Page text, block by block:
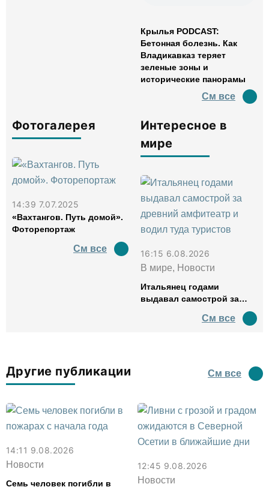
Крылья PODCAST:
Бетонная болезнь. Как
Владикавказ теряет
зеленые зоны и
исторические панорамы
См все
Фотогалерея
14:39 7.07.2025
«Вахтангов. Путь домой».
Фоторепортаж
См все
Интересное в
мире
16:15 6.08.2026
В мире, Новости
Итальянец годами
выдавал самострой за
водил туда туристов
См все
Другие публикации См все
14:11 9.08.2026
Новости
Семь человек погибли в
12:45 9.08.2026
Новости